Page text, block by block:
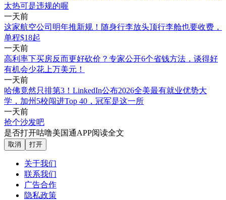
太热可是违规的喔
一天前
这家航空公司明年推新规！随身行李放头顶行李舱也要收费，
单程$18起
一天前
高利率下买房反而更好砍价？专家公开6个省钱方法，谈得好
有机会少花上万美元！
一天前
哈佛竟然只排第3！LinkedIn公布2026全美最有就业优势大
学，加州5校闯进Top 40，冠军是这一所
一天前
抢个沙发吧
是否打开咕噜美国通APP阅读全文
取消 打开
关于我们
联系我们
广告合作
隐私政策